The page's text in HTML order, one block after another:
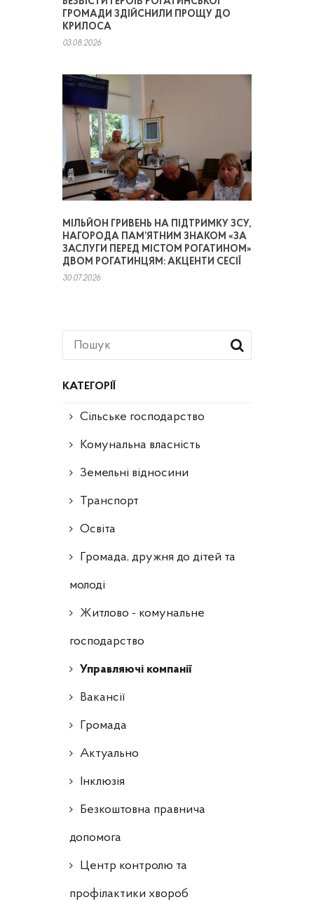
КАТЕГОРІЇ
Сільське господарство
Комунальна власність
Земельні відносини
Транспорт
Освіта
Громада, дружня до дітей та
молоді
Житлово - комунальне
господарство
Управляючі компанії
Ваканcії
Громада
Актуально
Інклюзія
Безкоштовна правнича
допомога
Центр контролю та
профілактики хвороб
ГРОМАДИ ЗДІЙСНИЛИ ПРОЩУ ДО
КРИЛОСА
03.08.2026
МІЛЬЙОН ГРИВЕНЬ НА ПІДТРИМКУ ЗСУ,
НАГОРОДА ПАМ’ЯТНИМ ЗНАКОМ «ЗА
ЗАСЛУГИ ПЕРЕД МІСТОМ РОГАТИНОМ»
ДВОМ РОГАТИНЦЯМ: АКЦЕНТИ СЕСІЇ
30.07.2026